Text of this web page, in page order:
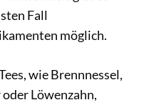
Fall
möglich.
wie Brennnessel,
Löwenzahn,